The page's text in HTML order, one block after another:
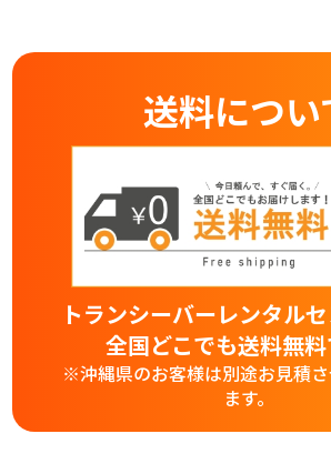
送料につい
トランシーバーレンタル
全国どこでも送料無料
※沖縄県のお客様は別途お見積
ます。